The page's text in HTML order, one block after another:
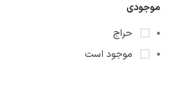
موجودی
حراج
موجود است